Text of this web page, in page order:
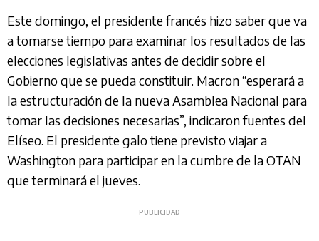
Este domingo, el presidente francés hizo saber que va
a tomarse tiempo para examinar los resultados de las
elecciones legislativas antes de decidir sobre el
Gobierno que se pueda constituir. Macron “esperará a
la estructuración de la nueva Asamblea Nacional para
tomar las decisiones necesarias”, indicaron fuentes del
Elíseo. El presidente galo tiene previsto viajar a
Washington para participar en la cumbre de la OTAN
que terminará el jueves.